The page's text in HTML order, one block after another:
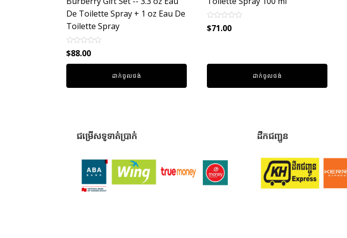
De Toilette Spray + 1 oz Eau De
Toilette Spray
Rated
0
out
$88.00
ដាក់ចូលថង់
Rated
0
$71.00
ដាក់ចូលថង់
ជម្រើសទូទាត់ប្រាក់ ដឹកជញ្ជូន